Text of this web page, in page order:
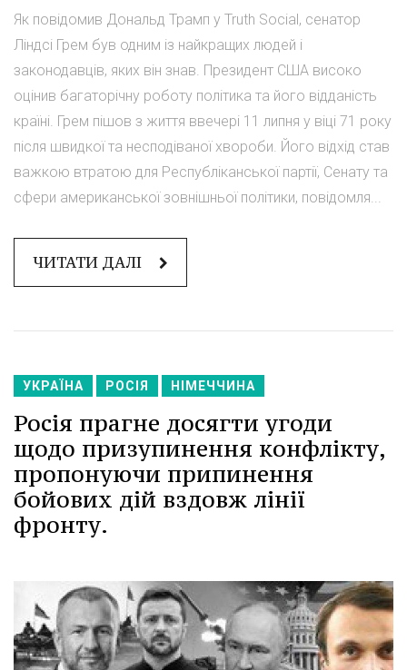
Як повідомив Дональд Трамп у ⁠Truth Social, сенатор
Ліндсі Грем був одним із найкращих людей і
законодавців, яких він знав. Президент США високо
оцінив багаторічну роботу політика та його відданість
країні. Грем пішов з життя ввечері 11 липня у віці 71 року
після швидкої та несподіваної хвороби. Його відхід став
важкою втратою для Республіканської партії, Сенату та
сфери американської зовнішньої політики, повідомля...
ЧИТАТИ ДАЛІ
УКРАЇНА РОСІЯ НІМЕЧЧИНА
Росія прагне досягти угоди
щодо призупинення конфлікту,
пропонуючи припинення
бойових дій вздовж лінії
фронту.